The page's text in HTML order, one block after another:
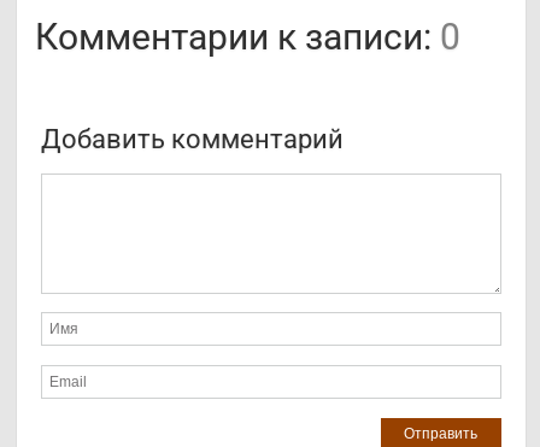
Комментарии к записи: 0
Добавить комментарий